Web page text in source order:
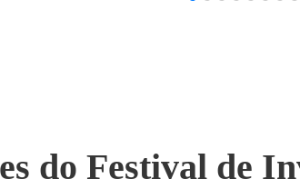
do Festival de